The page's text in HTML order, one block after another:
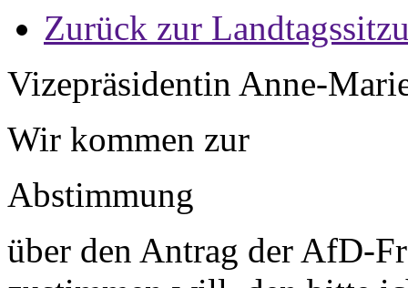
Zurück zur
Vizepräsidentin Anne-
Wir kommen zur
Abstimmung
über den Antrag der AfD-